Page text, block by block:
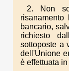
2. Non
bancario,
richiesto
sottoposte a
dell'Unione
è effettuata